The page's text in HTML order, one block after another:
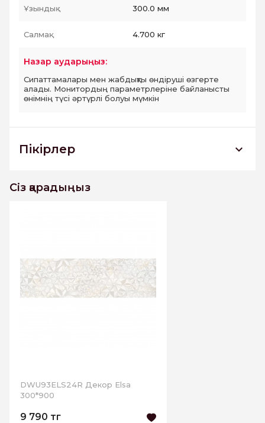
Ұзындық : 300.0 мм
Салмақ: 4.700 кг
Назар аударыңыз:
Сипаттамалары мен жабдықты өндіруші өзгерте
алады. Монитордың параметрлеріне байланысты
өнімнің түсі әртүрлі болуы мүмкін
Пікірлер
Бұл тауарға әлі пікірлер жоқ. Бірінші болыңыз
Сіз қарадыңыз
DWU93ELS24R Декор Elsa
300*900
9 790 тг